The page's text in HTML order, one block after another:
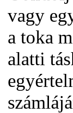
vagy
a toka
alatti